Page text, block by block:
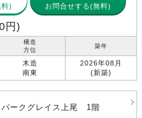
お問合せする(無料)
円)
構造
方位
木造
南東
築年
2026年08月
(新築)
パークグレイス上尾 1階